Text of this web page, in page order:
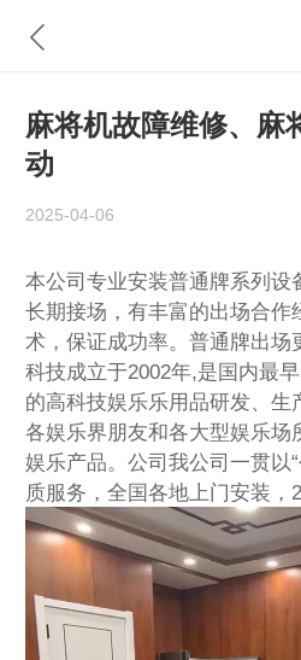
麻将机故障维修、麻
动
2025-04-06
本公司专业安装普通牌系列设
长期接场，有丰富的出场合作
术，保证成功率。普通牌出场
科技成立于2002年,是国内最
的高科技娱乐乐用品研发、生
各娱乐界朋友和各大型娱乐场
娱乐产品。公司我公司一贯以
质服务，全国各地上门安装，